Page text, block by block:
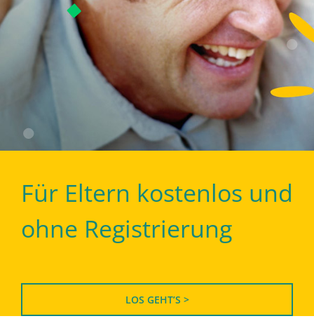
Für Eltern kostenlos und
ohne Registrierung
LOS GEHT’S >